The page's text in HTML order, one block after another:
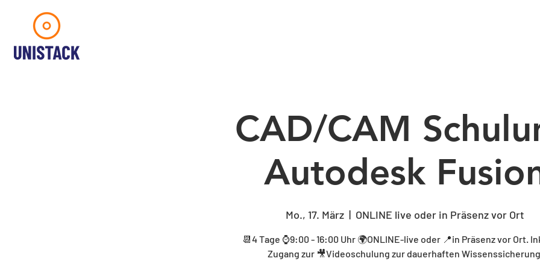
CAD/CAM
Autodesk
Mo., 17. März
  |
ONLINE live oder in Präsenz vor Ort
📆4 Tage ⌚9:00 - 16:00 Uhr 🌍ONLINE-live oder 📍in Präsenz vor Ort.
Zugang zur 🎥Videoschulung zur dauerhaften